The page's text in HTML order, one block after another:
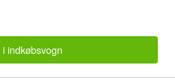
indkøbsvogn